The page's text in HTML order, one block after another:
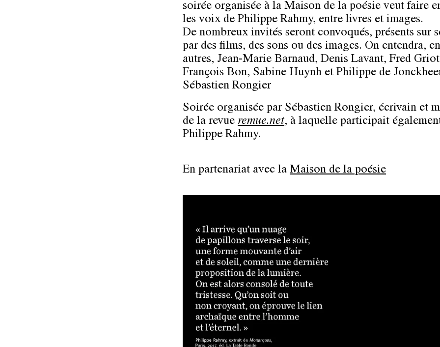
soirée organisée à la Maison de la poésie veut faire
les voix de Philippe Rahmy, entre livres et images.
De nombreux invités seront convoqués, présents sur
par des films, des sons ou des images. On entendra,
autres, Jean-Marie Barnaud, Denis Lavant, Fred
François Bon, Sabine Huynh et Philippe de
Sébastien Rongier
Soirée organisée par Sébastien Rongier, écrivain et
de la revue remue.net, à laquelle participait
Philippe Rahmy.
En partenariat avec la Maison de la poésie